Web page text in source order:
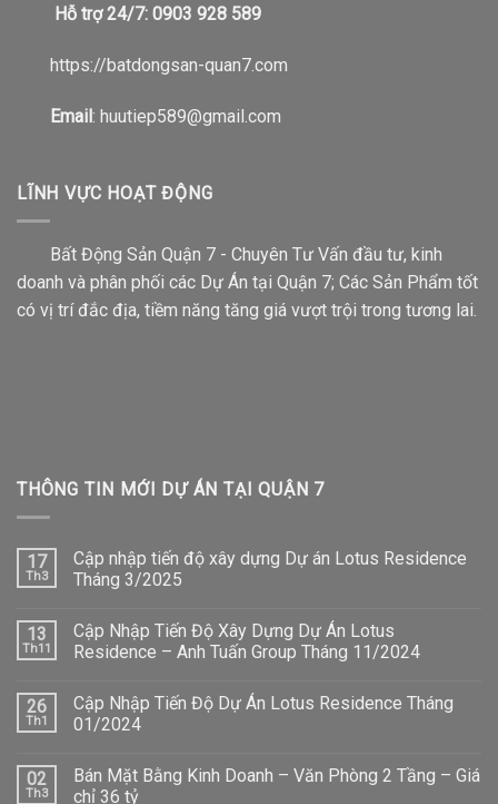
Hỗ trợ 24/7: 0903 928 589
https://batdongsan-quan7.com
Email: huutiep589@gmail.com
LĨNH VỰC HOẠT ĐỘNG
Bất Động Sản Quận 7 - Chuyên Tư Vấn đầu tư, kinh
doanh và phân phối các Dự Án tại Quận 7; Các Sản Phẩm tốt
có vị trí đắc địa, tiềm năng tăng giá vượt trội trong tương lai.
THÔNG TIN MỚI DỰ ÁN TẠI QUẬN 7
17
Th3
Cập nhập tiến độ xây dựng Dự án Lotus Residence
Tháng 3/2025
13
Th11
Cập Nhập Tiến Độ Xây Dựng Dự Án Lotus
Residence – Anh Tuấn Group Tháng 11/2024
26
Th1
Cập Nhập Tiến Độ Dự Án Lotus Residence Tháng
01/2024
02
Th3
Bán Mặt Bằng Kinh Doanh – Văn Phòng 2 Tầng – Giá
chỉ 36 tỷ